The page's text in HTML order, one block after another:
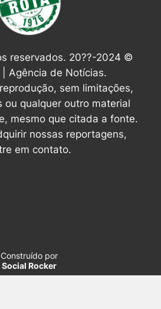
reservados. 20??-2024 ©
| Agência de Notícias.
sem limitações,
ou qualquer outro material
mesmo que citada a fonte.
nossas reportagens,
em contato.
Construído por
Social Rocker